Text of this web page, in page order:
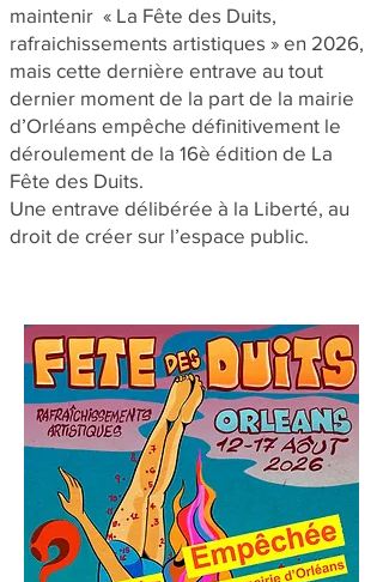
maintenir « La Fête des Duits,
rafraichissements artistiques » en 2026,
mais cette dernière entrave au tout
dernier moment de la part de la mairie
d’Orléans empêche définitivement le
déroulement de la 16è édition de La
Fête des Duits.
Une entrave délibérée à la Liberté, au
droit de créer sur l’espace public.